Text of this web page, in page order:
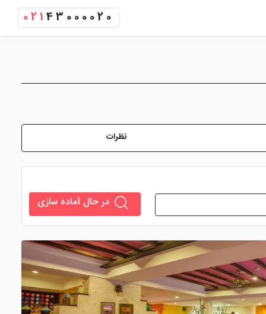
021 43000020
نظرات
در حال آماده سازی